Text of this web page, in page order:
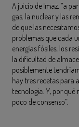
A juicio de Imaz, “a
gas, la nuclear y las
de que las
problemas que cada
energías fósiles, los
la dificultad de
posiblemente
hay tres recetas para
tecnología. Y, por qué
poco de consenso”.